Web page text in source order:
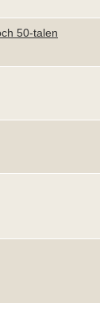
50-talen